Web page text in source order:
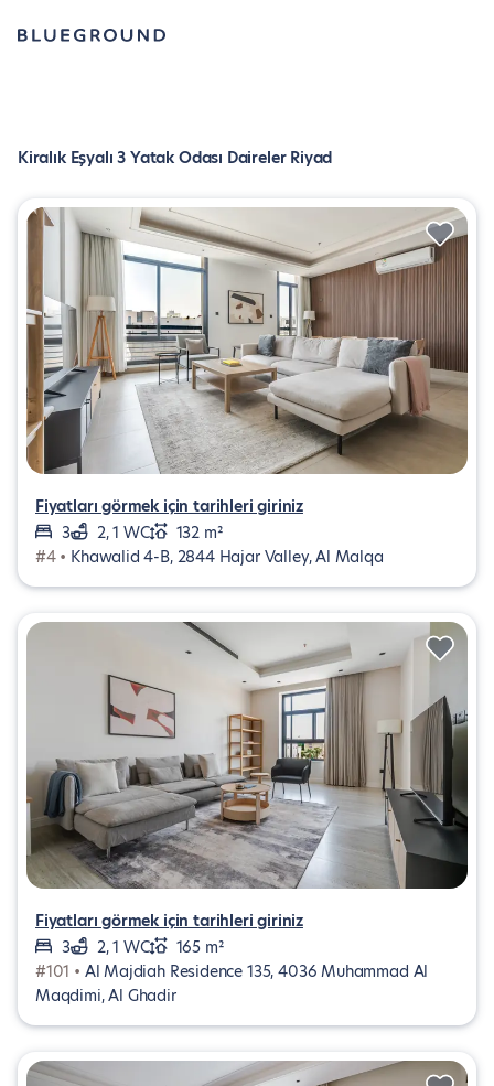
Kiralık Eşyalı 3 Yatak Odası Daireler Riyad
Fiyatları görmek için tarihleri giriniz
3
2, 1 WC
132 m²
#4 • Khawalid 4-B, 2844 Hajar Valley, Al Malqa
Fiyatları görmek için tarihleri giriniz
3
2, 1 WC
165 m²
#101 • Al Majdiah Residence 135, 4036 Muhammad Al
Maqdimi, Al Ghadir